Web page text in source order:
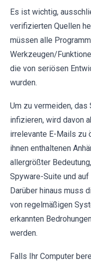
Es ist wichtig,
verifizierten Quellen
müssen alle
Werkzeugen/
die von seriösen
wurden.
Um zu vermeiden,
infizieren, wird davon
irrelevante E-Mails zu
ihnen enthaltenen
allergrößter
Spyware-Suite und
Darüber hinaus muss
von regelmäßigen
erkannten
werden.
Falls Ihr Computer